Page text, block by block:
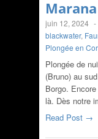
juin 12, 2024 -
blackwater,
Plongée en
Plongée de
(Bruno) au
Borgo.
là. Dès notre
Read Post →